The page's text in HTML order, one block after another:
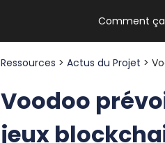
Comment
Ressources >Actus du Projet >
Voodoo
jeux